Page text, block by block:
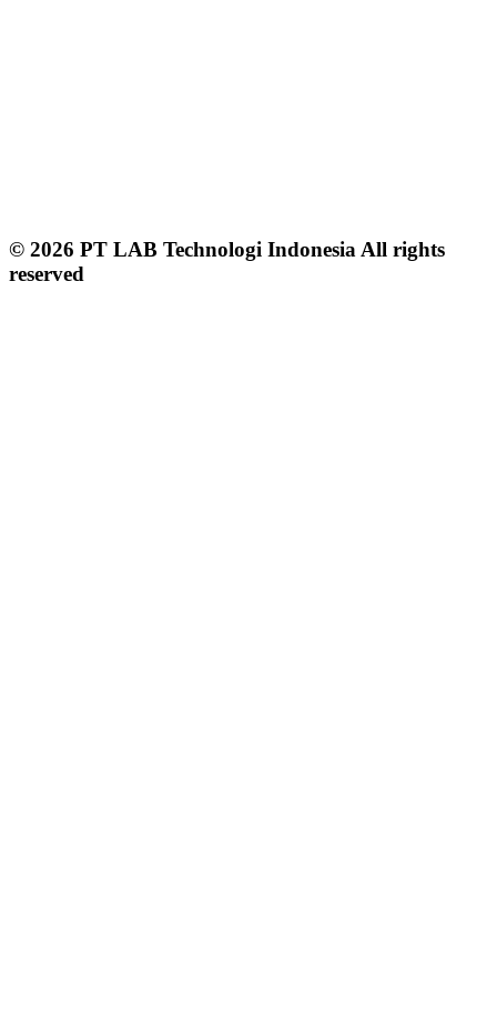
© 2026 PT LAB Technologi Indonesia All rights
reserved